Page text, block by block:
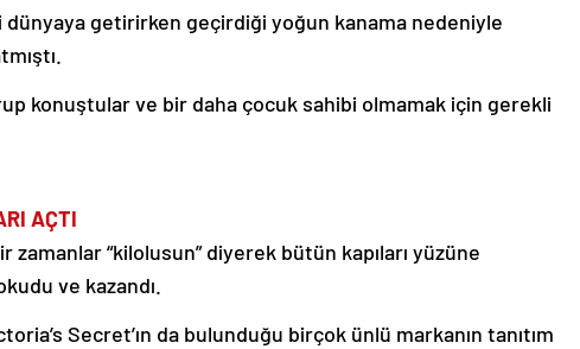
getirirken geçirdiği yoğun kanama nedeniyle
konuştular ve bir daha çocuk sahibi olmamak için gerekli
AÇTI
zamanlar “kilolusun” diyerek bütün kapıları yüzüne
ve kazandı.
Secret’ın da bulunduğu birçok ünlü markanın tanıtım